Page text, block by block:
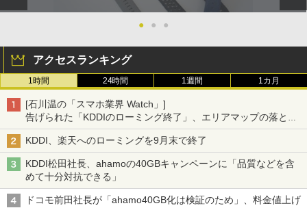
● ● ●
アクセスランキング
1時間 24時間 1週間 1カ月
[石川温の「スマホ業界 Watch」]
告げられた「KDDIのローミング終了」、エリアマップの落とし
穴と楽天モバイルの課題
KDDI、楽天へのローミングを9月末で終了
KDDI松田社長、ahamoの40GBキャンペーンに「品質などを含
めて十分対抗できる」
ドコモ前田社長が「ahamo40GB化は検証のため」、料金値上げ